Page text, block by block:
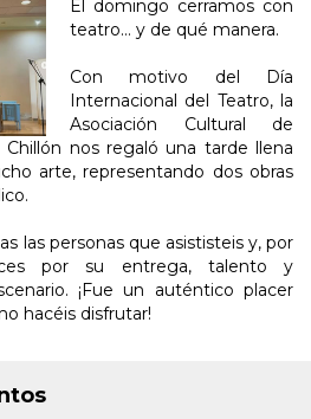
El domingo cerramos con
teatro… y de qué manera.
Con motivo del Día
Internacional del Teatro, la
Asociación Cultural de
Chillón nos regaló una tarde llena
arte, representando dos obras
las personas que asististeis y, por
por su entrega, talento y
¡Fue un auténtico placer
hacéis disfrutar!